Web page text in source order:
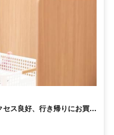
セス良好、行き帰りにお買い